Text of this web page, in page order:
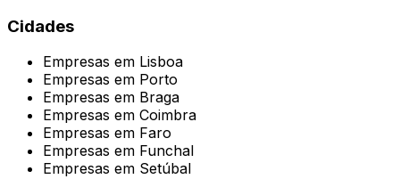
Cidades
Empresas em Lisboa
Empresas em Porto
Empresas em Braga
Empresas em Coimbra
Empresas em Faro
Empresas em Funchal
Empresas em Setúbal